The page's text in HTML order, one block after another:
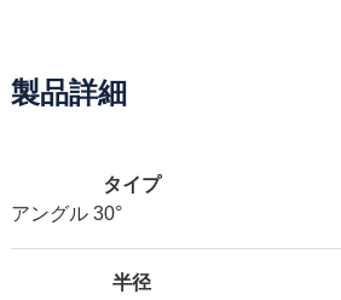
製品詳細
タイプ
アングル 30°
半径